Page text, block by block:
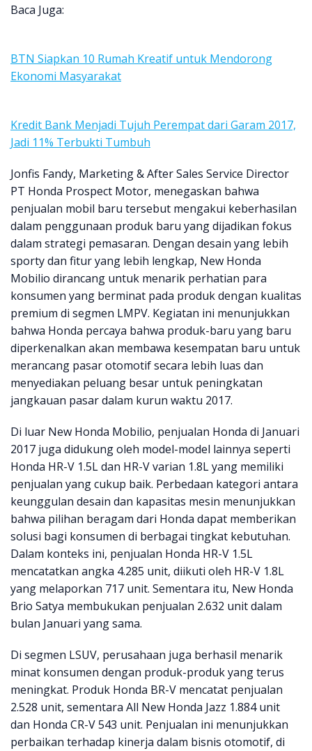
Baca Juga:
BTN Siapkan 10 Rumah Kreatif untuk Mendorong
Ekonomi Masyarakat
Kredit Bank Menjadi Tujuh Perempat dari Garam 2017,
Jadi 11% Terbukti Tumbuh
Jonfis Fandy, Marketing & After Sales Service Director
PT Honda Prospect Motor, menegaskan bahwa
penjualan mobil baru tersebut mengakui keberhasilan
dalam penggunaan produk baru yang dijadikan fokus
dalam strategi pemasaran. Dengan desain yang lebih
sporty dan fitur yang lebih lengkap, New Honda
Mobilio dirancang untuk menarik perhatian para
konsumen yang berminat pada produk dengan kualitas
premium di segmen LMPV. Kegiatan ini menunjukkan
bahwa Honda percaya bahwa produk-baru yang baru
diperkenalkan akan membawa kesempatan baru untuk
merancang pasar otomotif secara lebih luas dan
menyediakan peluang besar untuk peningkatan
jangkauan pasar dalam kurun waktu 2017.
Di luar New Honda Mobilio, penjualan Honda di Januari
2017 juga didukung oleh model-model lainnya seperti
Honda HR-V 1.5L dan HR-V varian 1.8L yang memiliki
penjualan yang cukup baik. Perbedaan kategori antara
keunggulan desain dan kapasitas mesin menunjukkan
bahwa pilihan beragam dari Honda dapat memberikan
solusi bagi konsumen di berbagai tingkat kebutuhan.
Dalam konteks ini, penjualan Honda HR-V 1.5L
mencatatkan angka 4.285 unit, diikuti oleh HR-V 1.8L
yang melaporkan 717 unit. Sementara itu, New Honda
Brio Satya membukukan penjualan 2.632 unit dalam
bulan Januari yang sama.
Di segmen LSUV, perusahaan juga berhasil menarik
minat konsumen dengan produk-produk yang terus
meningkat. Produk Honda BR-V mencatat penjualan
2.528 unit, sementara All New Honda Jazz 1.884 unit
dan Honda CR-V 543 unit. Penjualan ini menunjukkan
perbaikan terhadap kinerja dalam bisnis otomotif, di